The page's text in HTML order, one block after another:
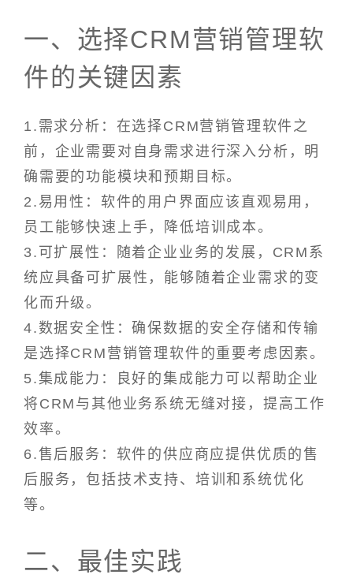
一、选择CRM营销管理软
件的关键因素
1.需求分析：在选择CRM营销管理软件之
前，企业需要对自身需求进行深入分析，明
确需要的功能模块和预期目标。
2.易用性：软件的用户界面应该直观易用，
员工能够快速上手，降低培训成本。
3.可扩展性：随着企业业务的发展，CRM系
统应具备可扩展性，能够随着企业需求的变
化而升级。
4.数据安全性：确保数据的安全存储和传输
是选择CRM营销管理软件的重要考虑因素。
5.集成能力：良好的集成能力可以帮助企业
将CRM与其他业务系统无缝对接，提高工作
效率。
6.售后服务：软件的供应商应提供优质的售
后服务，包括技术支持、培训和系统优化
等。
二、最佳实践